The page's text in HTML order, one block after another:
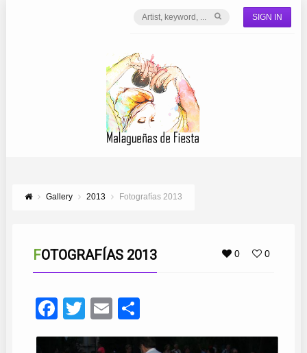
SIGN IN
Gallery 2013 Fotografías 2013
0 0
FOTOGRAFÍAS 2013
Facebook
TwitterEmail